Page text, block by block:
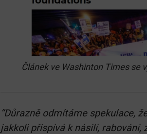
Článek ve Washinton Times se
“Důrazně odmítáme spekulace,
jakkoli přispívá k násilí,